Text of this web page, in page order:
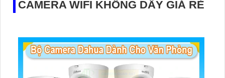
CAMERA WIFI KHÔNG DÂY GIÁ RẺ